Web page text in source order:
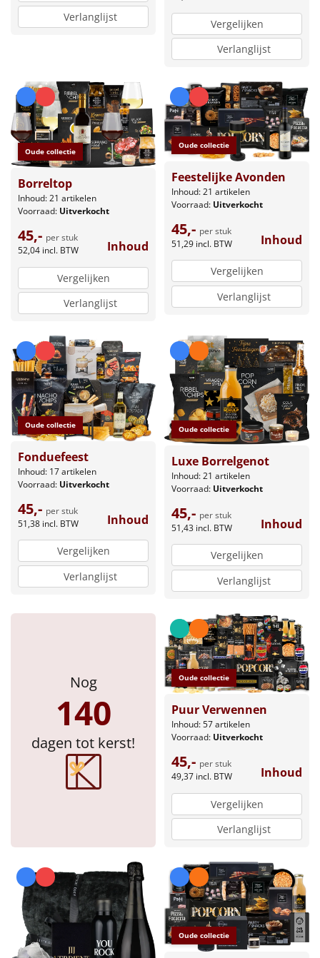
Verlanglijst
Vergelijken
Verlanglijst
Oude collectie
Borreltop
Inhoud: 21 artikelen
Voorraad: Uitverkocht
45,- per stuk
52,04 incl. BTW Inhoud
Vergelijken
Verlanglijst
Oude collectie
Feestelijke Avonden
Inhoud: 21 artikelen
Voorraad: Uitverkocht
45,- per stuk
51,29 incl. BTW Inhoud
Vergelijken
Verlanglijst
Oude collectie
Fonduefeest
Inhoud: 17 artikelen
Voorraad: Uitverkocht
45,- per stuk
51,38 incl. BTW Inhoud
Vergelijken
Verlanglijst
Oude collectie
Luxe Borrelgenot
Inhoud: 21 artikelen
Voorraad: Uitverkocht
45,- per stuk
51,43 incl. BTW Inhoud
Vergelijken
Verlanglijst
Nog
140
dagen tot kerst!
Oude collectie
Puur Verwennen
Inhoud: 57 artikelen
Voorraad: Uitverkocht
45,- per stuk
49,37 incl. BTW Inhoud
Vergelijken
Verlanglijst
Oude collectie